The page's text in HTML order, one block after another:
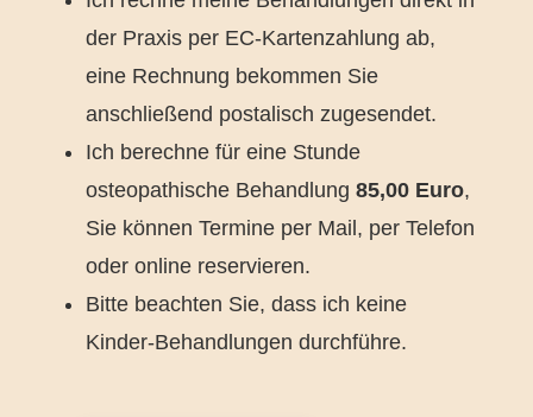
der Praxis per EC-Kartenzahlung ab,
eine Rechnung bekommen Sie
anschließend postalisch zugesendet.
Ich berechne für eine Stunde
osteopathische Behandlung85,00 Euro,
Sie können Termine per Mail, per Telefon
oder online reservieren.
Bitte beachten Sie, dass ich keine
Kinder-Behandlungen durchführe.